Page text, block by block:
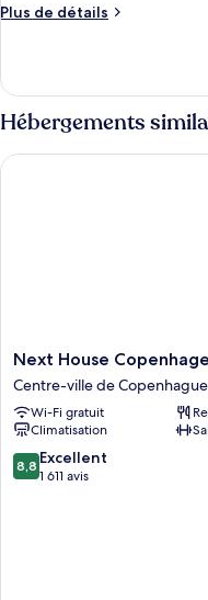
chambre :
Plus de détails
Plus
Chambre
triple
Hébergements
Next
House
Copenhagen
-
Hostel
Centre-
ville
Next House
Centre-ville de Copenhague
Wi-Fi gratuit
Climatisation
8.8
sur
8,8 Excellent
1 611 avis
Next House Copenhagen